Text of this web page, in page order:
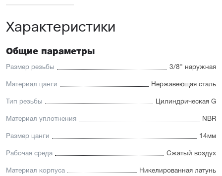
Характеристики
Общие параметры
Размер резьбы 3/8" наружная
Материал цанги Нержавеющая сталь
Тип резьбы Цилиндрическая G
Материал уплотнения NBR
Размер цанги 14мм
Рабочая среда Сжатый воздух
Материал корпуса Никелированная латунь